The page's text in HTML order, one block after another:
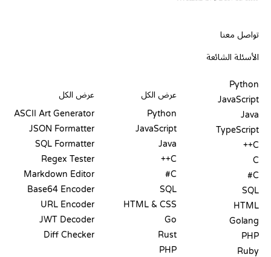
تواصل معنا
الأسئلة الشائعة
Python
JavaScript
Java
TypeScript
C++
C
C#
SQL
HTML
Golang
PHP
Ruby
عرض الكل
Python
JavaScript
Java
C++
C#
SQL
HTML & CSS
Go
Rust
PHP
عرض الكل
ASCII Art Generator
JSON Formatter
SQL Formatter
Regex Tester
Markdown Editor
Base64 Encoder
URL Encoder
JWT Decoder
Diff Checker